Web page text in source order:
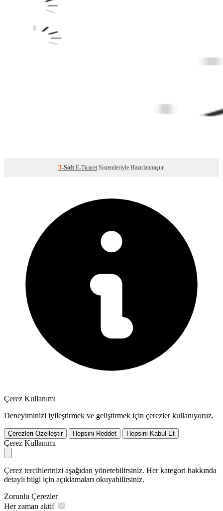
T-Soft E-Ticaret Sistemleriyle Hazırlanmıştır.
Çerez Kullanımı
Deneyiminizi iyileştirmek ve geliştirmek için çerezler kullanıyoruz.
Çerezleri Özelleştir Hepsini Reddet Hepsini Kabul Et
Çerez Kullanımı
Çerez tercihlerinizi aşağıdan yönetebilirsiniz. Her kategori hakkında
detaylı bilgi için açıklamaları okuyabilirsiniz.
Zorunlu Çerezler
Her zaman aktif